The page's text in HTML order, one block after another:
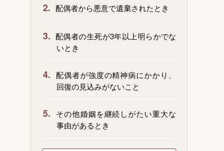
2. 配偶者から悪意で遺棄されたとき
3. 配偶者の生死が3年以上明らかでな
いとき
4. 配偶者が強度の精神病にかかり、
回復の見込みがないこと
5.
その他婚姻を継続しがたい重大な
事由があるとき